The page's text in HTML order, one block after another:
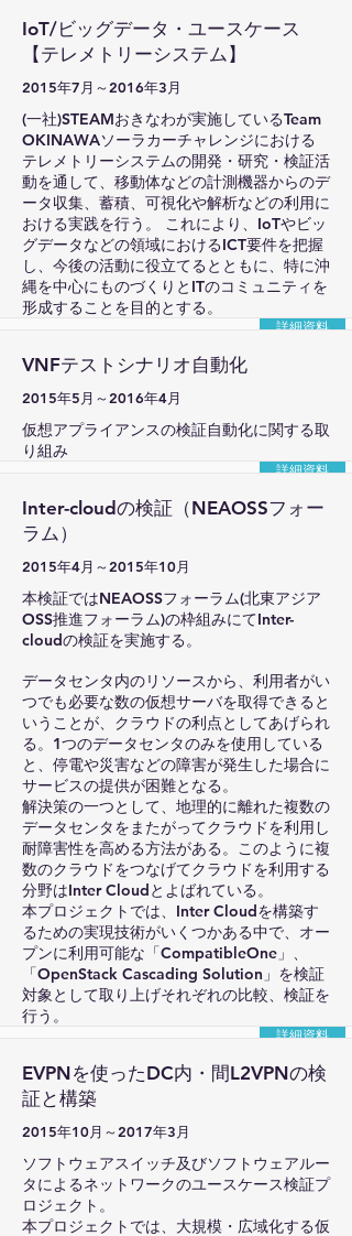
IoT/ビッグデータ・ユースケース
【テレメトリーシステム】
2015年7月～2016年3月
(一社)STEAMおきなわが実施しているTeam
OKINAWAソーラカーチャレンジにおける
テレメトリーシステムの開発・研究・検証活
動を通して、移動体などの計測機器からのデ
ータ収集、蓄積、可視化や解析などの利用に
おける実践を行う。 これにより、IoTやビッ
グデータなどの領域におけるICT要件を把握
し、今後の活動に役立てるとともに、特に沖
縄を中心にものづくりとITのコミュニティを
形成することを目的とする。
詳細資料
VNFテストシナリオ自動化
2015年5月～2016年4月
仮想アプライアンスの検証自動化に関する取
り組み
詳細資料
Inter-cloudの検証（NEAOSSフォー
ラム）
2015年4月～2015年10月
本検証ではNEAOSSフォーラム(北東アジア
OSS推進フォーラム)の枠組みにてInter-
cloudの検証を実施する。
データセンタ内のリソースから、利用者がい
つでも必要な数の仮想サーバを取得できると
いうことが、クラウドの利点としてあげられ
る。1つのデータセンタのみを使用している
と、停電や災害などの障害が発生した場合に
サービスの提供が困難となる。
解決策の一つとして、地理的に離れた複数の
データセンタをまたがってクラウドを利用し
耐障害性を高める方法がある。このように複
数のクラウドをつなげてクラウドを利用する
分野はInter Cloudとよばれている。
本プロジェクトでは、Inter Cloudを構築す
るための実現技術がいくつかある中で、オー
プンに利用可能な「CompatibleOne」、
「OpenStack Cascading Solution」を検証
対象として取り上げそれぞれの比較、検証を
行う。
詳細資料
EVPNを使ったDC内・間L2VPNの検
証と構築
2015年10月～2017年3月
ソフトウェアスイッチ及びソフトウェアルー
タによるネットワークのユースケース検証プ
ロジェクト。
本プロジェクトでは、大規模・広域化する仮